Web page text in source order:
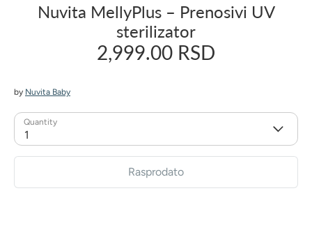
Nuvita MellyPlus – Prenosivi UV
sterilizator
2,999.00 RSD
by Nuvita Baby
Quantity
1
Rasprodato